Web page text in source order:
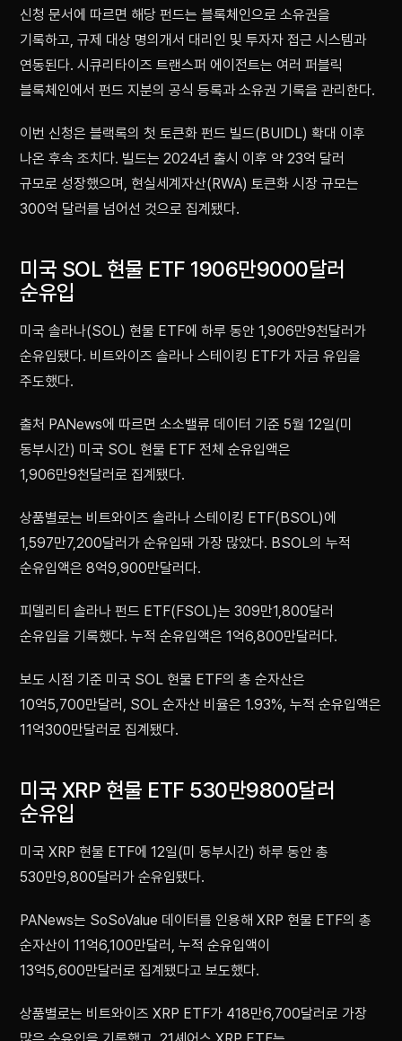
신청 문서에 따르면 해당 펀드는 블록체인으로 소유권을
기록하고, 규제 대상 명의개서 대리인 및 투자자 접근 시스템과
연동된다. 시큐리타이즈 트랜스퍼 에이전트는 여러 퍼블릭
블록체인에서 펀드 지분의 공식 등록과 소유권 기록을 관리한다.
이번 신청은 블랙록의 첫 토큰화 펀드 빌드(BUIDL) 확대 이후
나온 후속 조치다. 빌드는 2024년 출시 이후 약 23억 달러
규모로 성장했으며, 현실세계자산(RWA) 토큰화 시장 규모는
300억 달러를 넘어선 것으로 집계됐다.
미국 SOL 현물 ETF 1906만9000달러
순유입
미국 솔라나(SOL) 현물 ETF에 하루 동안 1,906만9천달러가
순유입됐다. 비트와이즈 솔라나 스테이킹 ETF가 자금 유입을
주도했다.
출처 PANews에 따르면 소소밸류 데이터 기준 5월 12일(미
동부시간) 미국 SOL 현물 ETF 전체 순유입액은
1,906만9천달러로 집계됐다.
상품별로는 비트와이즈 솔라나 스테이킹 ETF(BSOL)에
1,597만7,200달러가 순유입돼 가장 많았다. BSOL의 누적
순유입액은 8억9,900만달러다.
피델리티 솔라나 펀드 ETF(FSOL)는 309만1,800달러
순유입을 기록했다. 누적 순유입액은 1억6,800만달러다.
보도 시점 기준 미국 SOL 현물 ETF의 총 순자산은
10억5,700만달러, SOL 순자산 비율은 1.93%, 누적 순유입액은
11억300만달러로 집계됐다.
미국 XRP 현물 ETF 530만9800달러
순유입
미국 XRP 현물 ETF에 12일(미 동부시간) 하루 동안 총
530만9,800달러가 순유입됐다.
PANews는 SoSoValue 데이터를 인용해 XRP 현물 ETF의 총
순자산이 11억6,100만달러, 누적 순유입액이
13억5,600만달러로 집계됐다고 보도했다.
상품별로는 비트와이즈 XRP ETF가 418만6,700달러로 가장